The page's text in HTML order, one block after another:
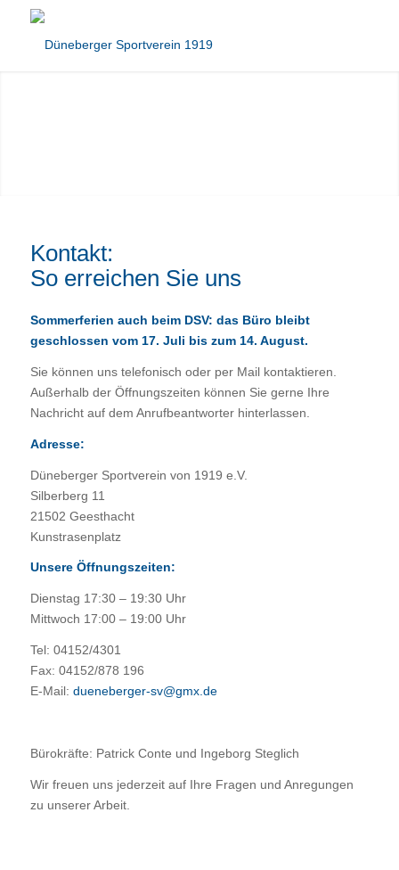
Kontakt:
So erreichen Sie uns
Sommerferien auch beim DSV: das Büro bleibt
geschlossen vom 17. Juli bis zum 14. August.
Sie können uns telefonisch oder per Mail kontaktieren.
Außerhalb der Öffnungszeiten können Sie gerne Ihre
Nachricht auf dem Anrufbeantworter hinterlassen.
Adresse:
Düneberger Sportverein von 1919 e.V.
Silberberg 11
21502 Geesthacht
Kunstrasenplatz
Unsere Öffnungszeiten:
Dienstag 17:30 – 19:30 Uhr
Mittwoch 17:00 – 19:00 Uhr
Tel: 04152/4301
Fax: 04152/878 196
E-Mail: dueneberger-sv@gmx.de
Bürokräfte: Patrick Conte und Ingeborg Steglich
Wir freuen uns jederzeit auf Ihre Fragen und Anregungen
zu unserer Arbeit.